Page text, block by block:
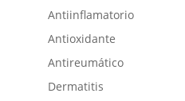
Antiinflamatorio
Antioxidante
Antireumático
Dermatitis